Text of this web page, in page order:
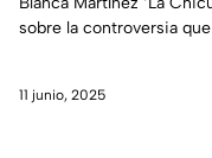
sobre la controversia
11 junio, 2025